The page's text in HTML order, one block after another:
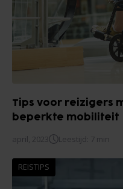
Tips voor reizigers
beperkte mobiliteit
april, 2023 Leestijd: 7 min
REISTIPS